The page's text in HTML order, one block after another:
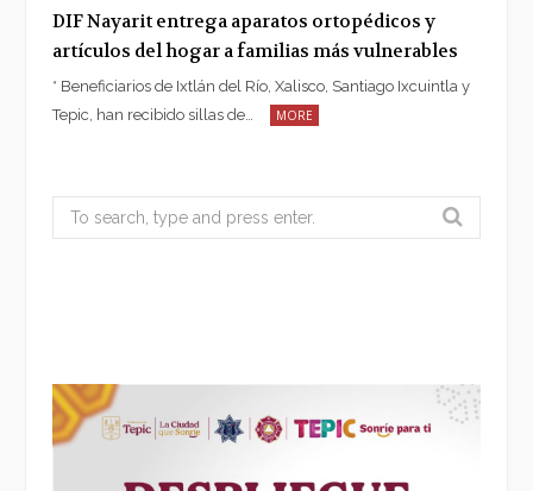
DIF Nayarit entrega aparatos ortopédicos y
artículos del hogar a familias más vulnerables
* Beneficiarios de Ixtlán del Río, Xalisco, Santiago Ixcuintla y
Tepic, han recibido sillas de…
MORE
Search
for: